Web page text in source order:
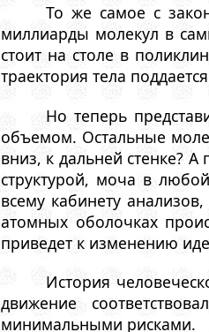
То же самое с
миллиарды молекул в
стоит на столе в
траектория тела
Но теперь
объемом. Остальные
вниз, к дальней стенке?
структурой, моча в
всему кабинету
атомных оболочках
приведет к изменению
История
движение
минимальными рисками.